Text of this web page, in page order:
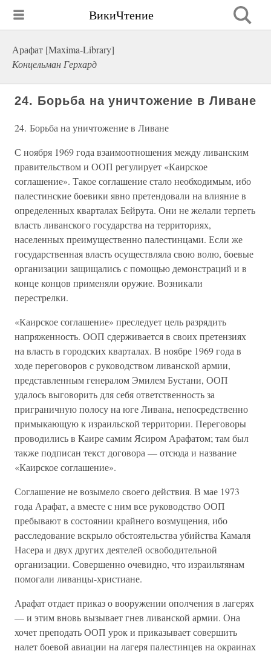
ВикиЧтение
Арафат [Maxima-Library]
Концельман Герхард
24. Борьба на уничтожение в Ливане
24. Борьба на уничтожение в Ливане
С ноября 1969 года взаимоотношения между ливанским
правительством и ООП регулирует «Каирское
соглашение». Такое соглашение стало необходимым, ибо
палестинские боевики явно претендовали на влияние в
определенных кварталах Бейрута. Они не желали терпеть
власть ливанского государства на территориях,
населенных преимущественно палестинцами. Если же
государственная власть осуществляла свою волю, боевые
организации защищались с помощью демонстраций и в
конце концов применяли оружие. Возникали
перестрелки.
«Каирское соглашение» преследует цель разрядить
напряженность. ООП сдерживается в своих претензиях
на власть в городских кварталах. В ноябре 1969 года в
ходе переговоров с руководством ливанской армии,
представленным генералом Эмилем Бустани, ООП
удалось выговорить для себя ответственность за
приграничную полосу на юге Ливана, непосредственно
примыкающую к израильской территории. Переговоры
проводились в Каире самим Ясиром Арафатом; там был
также подписан текст договора — отсюда и название
«Каирское соглашение».
Соглашение не возымело своего действия. В мае 1973
года Арафат, а вместе с ним все руководство ООП
пребывают в состоянии крайнего возмущения, ибо
расследование вскрыло обстоятельства убийства Камаля
Насера и двух других деятелей освободительной
организации. Совершенно очевидно, что израильтянам
помогали ливанцы-христиане.
Арафат отдает приказ о вооружении ополчения в лагерях
— и этим вновь вызывает гнев ливанской армии. Она
хочет преподать ООП урок и приказывает совершить
налет боевой авиации на лагеря палестинцев на окраинах